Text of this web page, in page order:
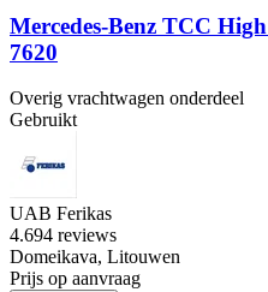
Mercedes-Benz TCC
7620
Overig vrachtwagen onderdeel
Gebruikt
UAB Ferikas
4.694 reviews
Domeikava, Litouwen
Prijs op aanvraag